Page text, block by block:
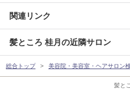
髪と
関連リンク
髪ところ 桂月の近隣サロン
総合トップ 美容院・美容室・ヘアサロン